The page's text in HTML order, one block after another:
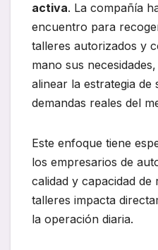
activa. La compañía
encuentro para
talleres autorizados y
mano sus
alinear la estrategia de
demandas reales del
Este enfoque tiene
los empresarios de
calidad y capacidad de
talleres impacta
la operación diaria.